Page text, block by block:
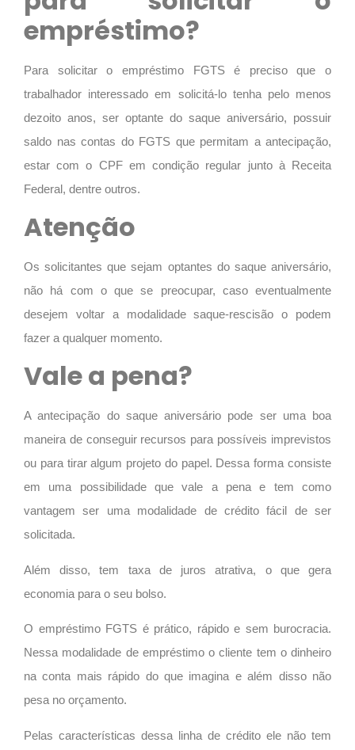
empréstimo?
Para solicitar o empréstimo FGTS é preciso que o
trabalhador interessado em solicitá-lo tenha pelo menos
dezoito anos, ser optante do saque aniversário, possuir
saldo nas contas do FGTS que permitam a antecipação,
estar com o CPF em condição regular junto à Receita
Federal, dentre outros.
Atenção
Os solicitantes que sejam optantes do saque aniversário,
não há com o que se preocupar, caso eventualmente
desejem voltar a modalidade saque-rescisão o podem
fazer a qualquer momento.
Vale a pena?
A antecipação do saque aniversário pode ser uma boa
maneira de conseguir recursos para possíveis imprevistos
ou para tirar algum projeto do papel. Dessa forma consiste
em uma possibilidade que vale a pena e tem como
vantagem ser uma modalidade de crédito fácil de ser
solicitada.
Além disso, tem taxa de juros atrativa, o que gera
economia para o seu bolso.
O empréstimo FGTS é prático, rápido e sem burocracia.
Nessa modalidade de empréstimo o cliente tem o dinheiro
na conta mais rápido do que imagina e além disso não
pesa no orçamento.
Pelas características dessa linha de crédito ele não tem